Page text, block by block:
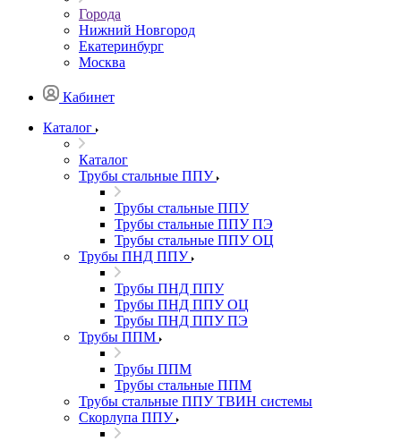
Города
Нижний Новгород
Екатеринбург
Москва
Кабинет
Каталог
Каталог
Трубы стальные ППУ
Трубы стальные ППУ
Трубы стальные ППУ ПЭ
Трубы стальные ППУ ОЦ
Трубы ПНД ППУ
Трубы ПНД ППУ
Трубы ПНД ППУ ОЦ
Трубы ПНД ППУ ПЭ
Трубы ППМ
Трубы ППМ
Трубы стальные ППМ
Трубы стальные ППУ ТВИН системы
Скорлупа ППУ